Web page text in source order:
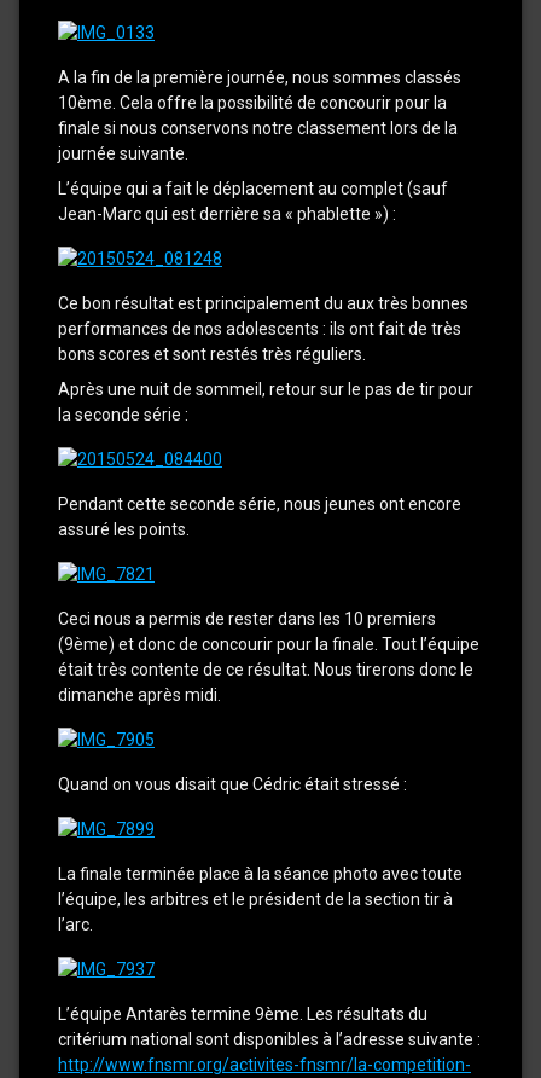
A la fin de la première journée, nous sommes classés
10ème. Cela offre la possibilité de concourir pour la
finale si nous conservons notre classement lors de la
journée suivante.
L’équipe qui a fait le déplacement au complet (sauf
Jean-Marc qui est derrière sa « phablette ») :
Ce bon résultat est principalement du aux très bonnes
performances de nos adolescents : ils ont fait de très
bons scores et sont restés très réguliers.
Après une nuit de sommeil, retour sur le pas de tir pour
la seconde série :
Pendant cette seconde série, nous jeunes ont encore
assuré les points.
Ceci nous a permis de rester dans les 10 premiers
(9ème) et donc de concourir pour la finale. Tout l’équipe
était très contente de ce résultat. Nous tirerons donc le
dimanche après midi.
Quand on vous disait que Cédric était stressé :
La finale terminée place à la séance photo avec toute
l’équipe, les arbitres et le président de la section tir à
l’arc.
L’équipe Antarès termine 9ème. Les résultats du
critérium national sont disponibles à l’adresse suivante :
http://www.fnsmr.org/activites-fnsmr/la-competition-